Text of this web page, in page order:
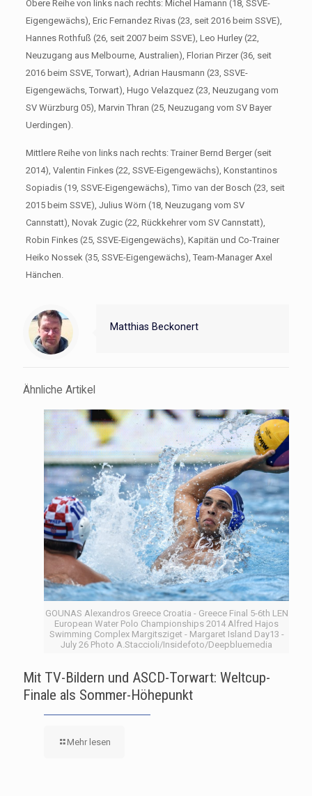
Obere Reihe von links nach rechts: Michel Hamann (18, SSVE-
Eigengewächs), Eric Fernandez Rivas (23, seit 2016 beim SSVE),
Hannes Rothfuß (26, seit 2007 beim SSVE), Leo Hurley (22,
Neuzugang aus Melbourne, Australien), Florian Pirzer (36, seit
2016 beim SSVE, Torwart), Adrian Hausmann (23, SSVE-
Eigengewächs, Torwart), Hugo Velazquez (23, Neuzugang vom
SV Würzburg 05), Marvin Thran (25, Neuzugang vom SV Bayer
Uerdingen).
Mittlere Reihe von links nach rechts: Trainer Bernd Berger (seit
2014), Valentin Finkes (22, SSVE-Eigengewächs), Konstantinos
Sopiadis (19, SSVE-Eigengewächs), Timo van der Bosch (23, seit
2015 beim SSVE), Julius Wörn (18, Neuzugang vom SV
Cannstatt), Novak Zugic (22, Rückkehrer vom SV Cannstatt),
Robin Finkes (25, SSVE-Eigengewächs), Kapitän und Co-Trainer
Heiko Nossek (35, SSVE-Eigengewächs), Team-Manager Axel
Hänchen.
Matthias Beckonert
Ähnliche Artikel
GOUNAS Alexandros Greece Croatia - Greece Final 5-6th LEN
European Water Polo Championships 2014 Alfred Hajos
Swimming Complex Margitsziget - Margaret Island Day13 -
July 26 Photo A.Staccioli/Insidefoto/Deepbluemedia
Mit TV-Bildern und ASCD-Torwart: Weltcup-
Finale als Sommer-Höhepunkt
Mehr lesen